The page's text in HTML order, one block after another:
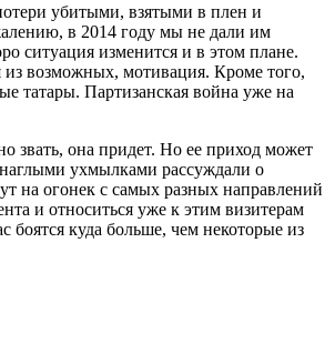
убитыми, взятыми в плен и
в 2014 году мы не дали им
ситуация изменится и в этом плане.
из возможных, мотивация. Кроме того,
татары. Партизанская война уже на
звать, она придет. Но ее приход может
наглыми ухмылками рассуждали о
на огонек с самых разных направлений
и относиться уже к этим визитерам
куда больше, чем некоторые из